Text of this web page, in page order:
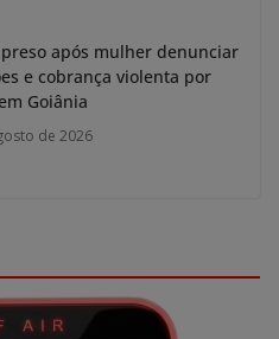
preso após mulher denunciar
e cobrança violenta por
Goiânia
de 2026